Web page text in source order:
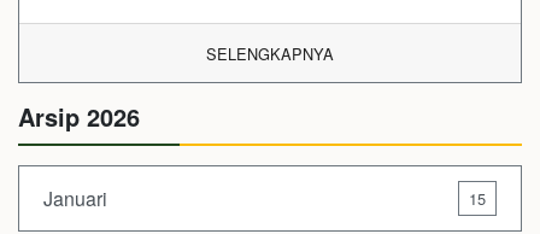
SELENGKAPNYA
Arsip 2026
Januari 15